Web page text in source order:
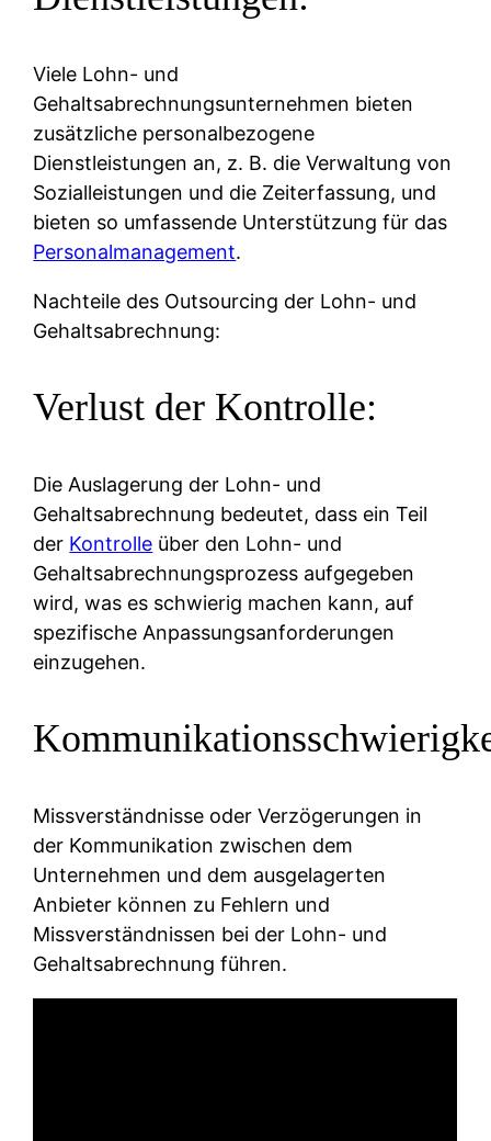
Viele Lohn- und
Gehaltsabrechnungsunternehmen bieten
zusätzliche personalbezogene
Dienstleistungen an, z. B. die Verwaltung von
Sozialleistungen und die Zeiterfassung, und
bieten so umfassende Unterstützung für das
Personalmanagement.
Nachteile des Outsourcing der Lohn- und
Gehaltsabrechnung:
Verlust der Kontrolle:
Die Auslagerung der Lohn- und
Gehaltsabrechnung bedeutet, dass ein Teil
der Kontrolle über den Lohn- und
Gehaltsabrechnungsprozess aufgegeben
wird, was es schwierig machen kann, auf
spezifische Anpassungsanforderungen
einzugehen.
Missverständnisse oder Verzögerungen in
der Kommunikation zwischen dem
Unternehmen und dem ausgelagerten
Anbieter können zu Fehlern und
Missverständnissen bei der Lohn- und
Gehaltsabrechnung führen.